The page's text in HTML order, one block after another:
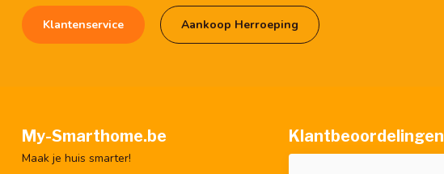
Klantenservice Aankoop Herroeping
My-Smarthome.be
Maak je huis smarter!
Klantbeoordelingen